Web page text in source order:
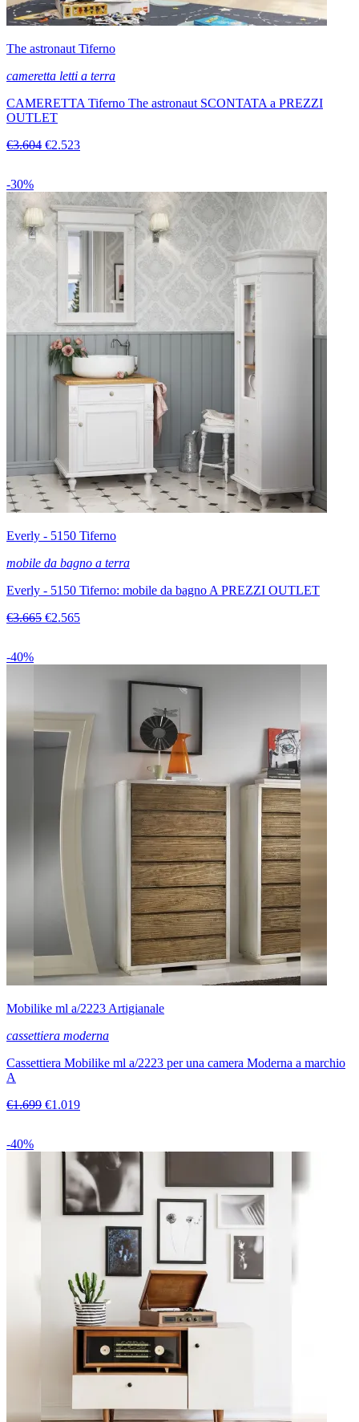
The astronaut Tiferno
cameretta letti a terra
CAMERETTA Tiferno The astronaut SCONTATA a PREZZI
OUTLET
€3.604 €2.523
-30%
Everly - 5150 Tiferno
mobile da bagno a terra
Everly - 5150 Tiferno: mobile da bagno A PREZZI OUTLET
€3.665 €2.565
-40%
Mobilike ml a/2223 Artigianale
cassettiera moderna
Cassettiera Mobilike ml a/2223 per una camera Moderna a marchio
A
€1.699 €1.019
-40%